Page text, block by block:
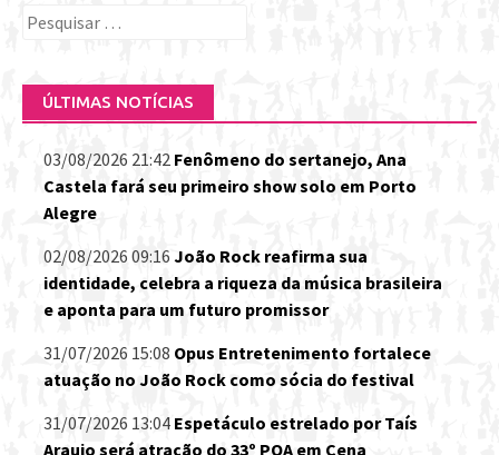
Pesquisar
ÚLTIMAS NOTÍCIAS
03/08/2026 21:42 Fenômeno do sertanejo, Ana
Castela fará seu primeiro show solo em Porto
Alegre
02/08/2026 09:16 João Rock reafirma sua
identidade, celebra a riqueza da música brasileira
e aponta para um futuro promissor
31/07/2026 15:08 Opus Entretenimento fortalece
atuação no João Rock como sócia do festival
31/07/2026 13:04 Espetáculo estrelado por Taís
Araujo será atração do 33º POA em Cena